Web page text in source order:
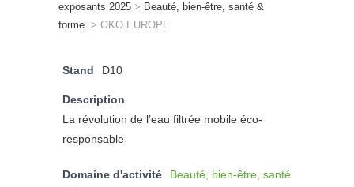
exposants 2025 > Beauté, bien-être, santé &
forme > OKO EUROPE
Stand D10
Description
La révolution de l’eau filtrée mobile éco-
responsable
Domaine d'activité
Beauté, bien-être, santé